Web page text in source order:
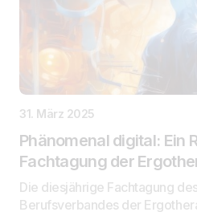
31. März 2025
Phänomenal digital: Ein
Fachtagung der
Die diesjährige Fachtagung
Berufsverbandes der